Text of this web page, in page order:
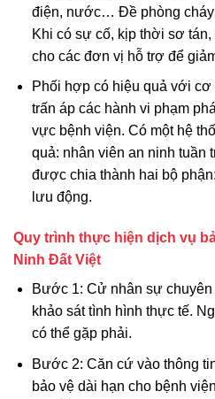
điện, nước… Đề phòng cháy
Khi có sự cố, kịp thời sơ
cho các đơn vị hỗ trợ để
Phối hợp có hiệu quả với cơ
trấn áp các hành vi phạm
vực bệnh viện. Có một hệ
quả: nhân viên an ninh tuần
được chia thành hai bộ
lưu động.
Quy trình thực hiện dịch vụ
Ninh Đất Việt
Bước 1: Cử nhân sự
khảo sát tình hình thực tế.
có thể gặp phải.
Bước 2: Căn cứ vào thông
bảo vệ dài hạn cho bệnh